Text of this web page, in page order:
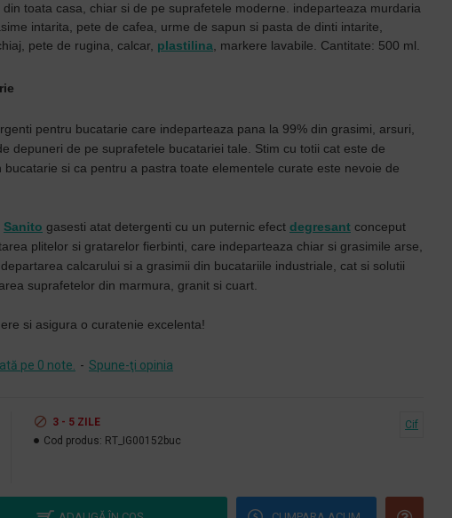
toata casa, chiar si de pe suprafetele moderne. indeparteaza murdaria
intarita, pete de cafea, urme de sapun si pasta de dinti intarite,
pete de rugina, calcar, plastilina , markere lavabile. Cantitate: 500 ml.
pentru bucatarie care indeparteaza pana la 99% din grasimi, arsuri,
depuneri de pe suprafetele bucatariei tale. Stim cu totii cat este de
bucatarie si ca pentru a pastra toate elementele curate este nevoie de
Sanito gasesti atat detergenti cu un puternic efect degresant conceput
plitelor si gratarelor fierbinti, care indeparteaza chiar si grasimile arse,
calcarului si a grasimii din bucatariile industriale, cat si solutii
suprafetelor din marmura, granit si cuart.
si asigura o curatenie excelenta!
pe 0 note. - Spune-ţi opinia
3 - 5 ZILE
Cod produs: RT_IG00152buc
Cif